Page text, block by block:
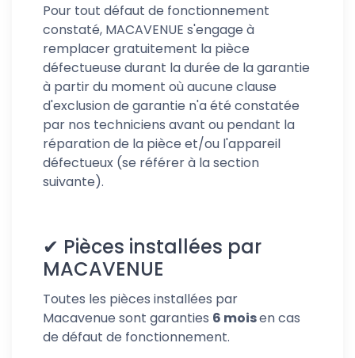
Pour tout défaut de fonctionnement
constaté, MACAVENUE s'engage à
remplacer gratuitement la pièce
défectueuse durant la durée de la garantie
à partir du moment où aucune clause
d'exclusion de garantie n'a été constatée
par nos techniciens avant ou pendant la
réparation de la pièce et/ou l'appareil
défectueux (se référer à la section
suivante).
✔ Pièces installées par
MACAVENUE
Toutes les pièces installées par
Macavenue sont garanties 6 moisen cas
de défaut de fonctionnement.